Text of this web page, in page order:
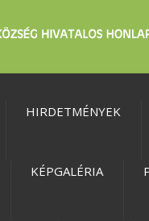
HIRDETMÉNYEK
KÉPGALÉRIA